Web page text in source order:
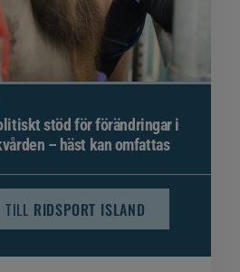
stöd för förändringar i
– häst kan omfattas
TILL RIDSPORT ISLAND